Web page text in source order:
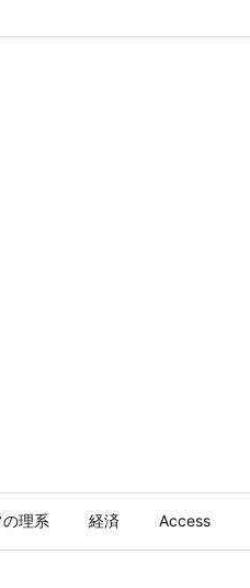
の理系 経済 Access